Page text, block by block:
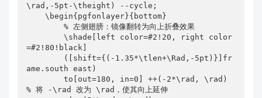
\rad,-5pt-\theight) --cycle;
    \begin{pgfonlayer}{bottom}
        % 左侧翅膀：镜像翻转为向上折叠效果
        \shade[left color=#2!20, right color
=#2!80!black]
ame.south east)
        to[out=180, in=0] ++(-2*\rad, \rad)
% 将 -\rad 改为 \rad，使其向上延伸